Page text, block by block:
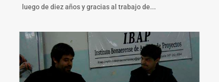
luego de diez años y gracias al trabajo de...